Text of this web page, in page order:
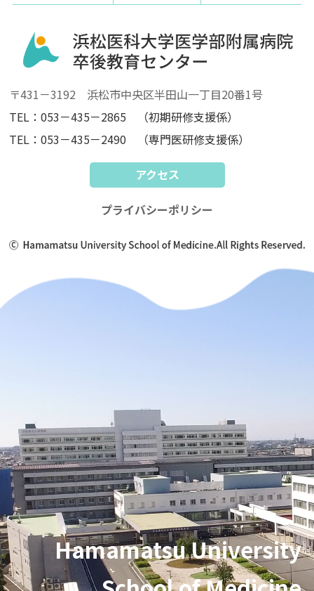
〒431－3192 浜松市中央区半田山一丁目20番1号
TEL：053－435－2865 （初期研修支援係）
TEL：053－435－2490 （専門医研修支援係）
アクセス
プライバシーポリシー
Hamamatsu University